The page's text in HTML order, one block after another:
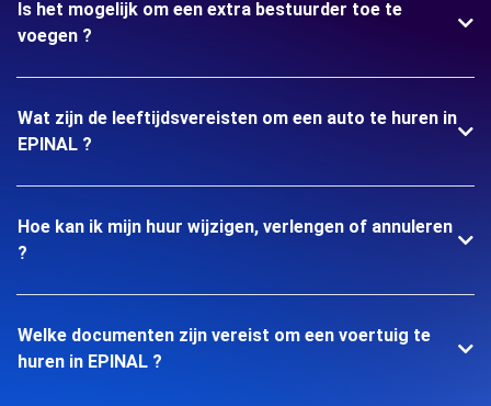
Is het mogelijk om een extra bestuurder toe te
voegen ?
Wat zijn de leeftijdsvereisten om een auto te huren in
EPINAL ?
Hoe kan ik mijn huur wijzigen, verlengen of annuleren
?
Welke documenten zijn vereist om een voertuig te
huren in EPINAL ?